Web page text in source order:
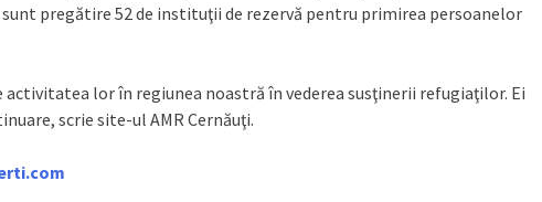
pregătire 52 de instituţii de rezervă pentru primirea persoanelor
lor în regiunea noastră în vederea susţinerii refugiaţilor. Ei
scrie site-ul AMR Cernăuţi.